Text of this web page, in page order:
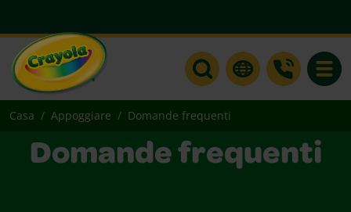
Casa Appoggiare Domande frequenti
Domande frequenti